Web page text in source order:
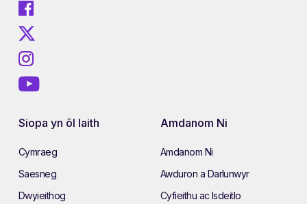
Siopa yn ôl Iaith
Cymraeg
Saesneg
Dwyieithog
Amdanom Ni
Amdanom Ni
Awduron a Darlunwyr
Cyfieithu ac Isdeitlo